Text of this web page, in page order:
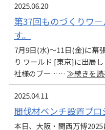
2025.06.20
第37回ものづくりワ
す。
7月9日(水)～11日(金)に幕
り ワールド [東京]に出展
社様のブー…… ≫続きを読
2025.04.11
間伐材ベンチ設置プロ
本日、大阪・関西万博2025